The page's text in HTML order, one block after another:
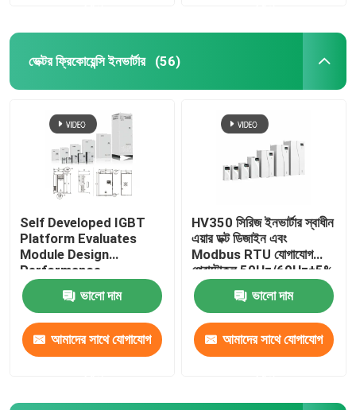
ভেক্টর ফ্রিকোয়েন্সি ইনভার্টার (56)
Self Developed IGBT
Platform Evaluates
Module Design
Performance
ভালো দাম
আমাদের সাথে যোগাযোগ
HV350 সিরিজ ইনভার্টার স্বাধীন
এয়ার ডক্ট ডিজাইন এবং
Modbus RTU যোগাযোগ
প্রোটোকল 50Hz/60Hz±5%
ইনপুট ফ্রিকোয়েন্সি সহ
ভালো দাম
আমাদের সাথে যোগাযোগ